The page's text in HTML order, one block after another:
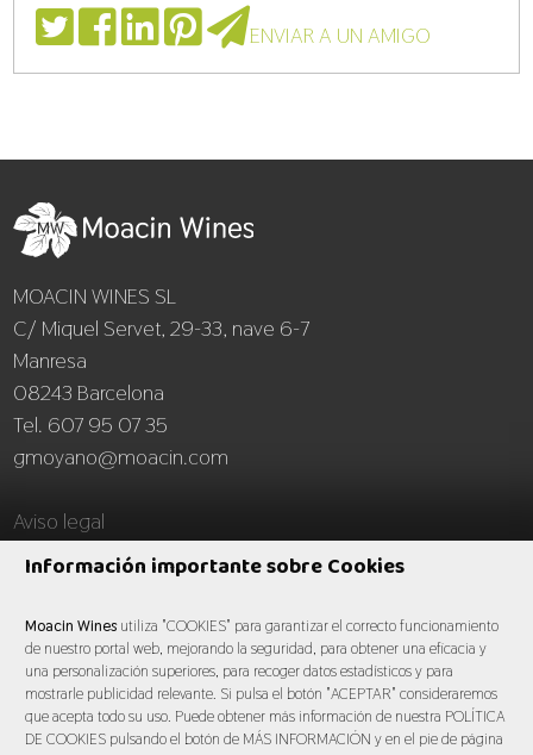
Información importante sobre Cookies
Moacin Winesutiliza "COOKIES" para garantizar el correcto funcionamiento
de nuestro portal web, mejorando la seguridad, para obtener una eficacia y
una personalización superiores, para recoger datos estadísticos y para
mostrarle publicidad relevante. Si pulsa el botón "ACEPTAR" consideraremos
que acepta todo su uso. Puede obtener más información de nuestra POLÍTICA
DE COOKIES pulsando el botón de MÁS INFORMACIÓN y en el pie de página
ENVIAR A UN AMIGO
MOACIN WINES SL
C/ Miquel Servet, 29-33, nave 6-7
Manresa
08243 Barcelona
Tel. 607 95 07 35
gmoyano@moacin.com
Aviso legal
© Moacin Wines 2026